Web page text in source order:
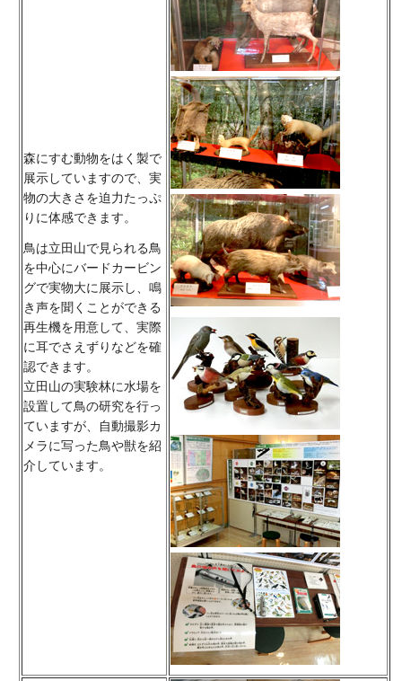
森にすむ動物をはく製で
展示していますので、実
物の大きさを迫力たっぷ
りに体感できます。
鳥は立田山で見られる鳥
を中心にバードカービン
グで実物大に展示し、鳴
き声を聞くことができる
再生機を用意して、実際
に耳でさえずりなどを確
認できます。
立田山の実験林に水場を
設置して鳥の研究を行っ
ていますが、自動撮影カ
メラに写った鳥や獣を紹
介しています。